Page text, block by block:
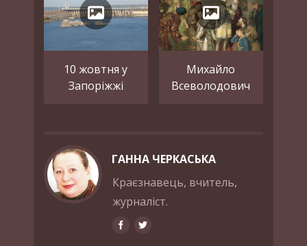
10 жовтня у
Запоріжжі
Михайло
Всеволодович
ГАННА ЧЕРКАСЬКА
Краєзнавець, вчитель,
журналіст.